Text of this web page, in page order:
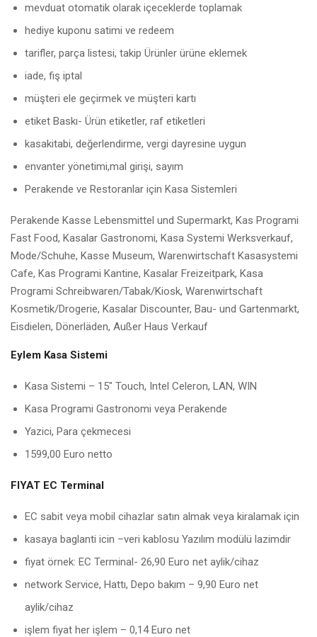
mevduat otomatik olarak içeceklerde toplamak
hediye kuponu satimi ve redeem
tarifler, parça listesi, takip Ürünler ürüne eklemek
iade, fiş iptal
müşteri ele geçirmek ve müşteri kartı
etiket Baskı- Ürün etiketler, raf etiketleri
kasakitabi, değerlendirme, vergi dayresine uygun
envanter yönetimi,mal girişi, sayım
Perakende ve Restoranlar için Kasa Sistemleri
Perakende Kasse Lebensmittel und Supermarkt, Kas Programi
Fast Food, Kasalar Gastronomi, Kasa Systemi Werksverkauf,
Mode/Schuhe, Kasse Museum, Warenwirtschaft Kasasystemi
Cafe, Kas Programi Kantine, Kasalar Freizeitpark, Kasa
Programi Schreibwaren/Tabak/Kiosk, Warenwirtschaft
Kosmetik/Drogerie, Kasalar Discounter, Bau- und Gartenmarkt,
Eisdielen, Dönerläden, Außer Haus Verkauf
Eylem Kasa Sistemi
Kasa Sistemi – 15″ Touch, Intel Celeron, LAN, WIN
Kasa Programi Gastronomi veya Perakende
Yazici, Para çekmecesi
1599,00 Euro netto
FIYAT EC Terminal
EC sabit veya mobil cihazlar satın almak veya kiralamak için
kasaya baglanti icin –veri kablosu Yazılım modülü lazimdir
fiyat örnek: EC Terminal- 26,90 Euro net aylik/cihaz
network Service, Hattı, Depo bakım – 9,90 Euro net
aylik/cihaz
işlem fiyat her işlem – 0,14 Euro net